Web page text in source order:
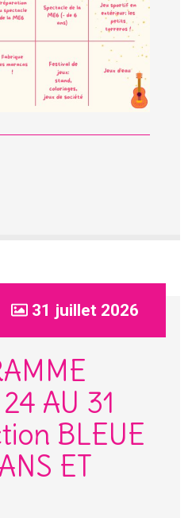
31 juillet 2026
AU 31
BLEUE
ET